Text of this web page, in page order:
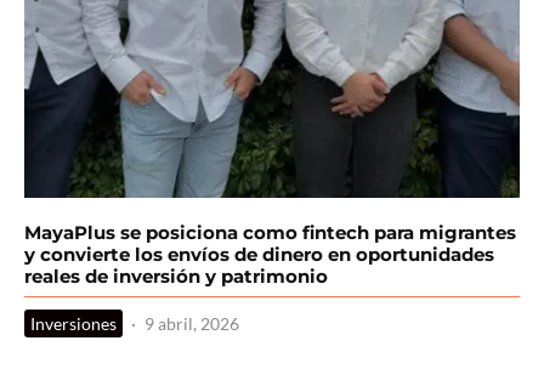
MayaPlus se posiciona como fintech para migrantes
y convierte los envíos de dinero en oportunidades
reales de inversión y patrimonio
Inversiones · 9 abril, 2026